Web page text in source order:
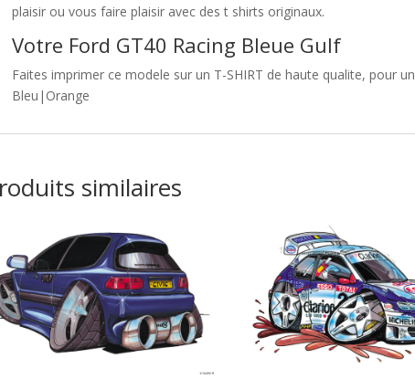
plaisir ou vous faire plaisir avec des t shirts originaux.
Votre Ford GT40 Racing Bleue Gulf
Faites imprimer ce modele sur un T-SHIRT de haute qualite, pour
Bleu|Orange
similaires